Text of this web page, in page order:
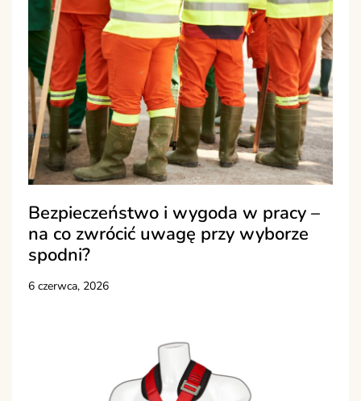
Bezpieczeństwo i wygoda w pracy –
na co zwrócić uwagę przy wyborze
spodni?
6 czerwca, 2026